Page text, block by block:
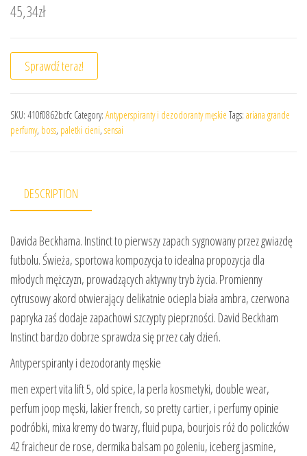
45,34zł
Sprawdź teraz!
SKU: 410f0862bcfc Category: Antyperspiranty i dezodoranty męskie Tags: ariana grande
perfumy, boss, paletki cieni, sensai
DESCRIPTION
Davida Beckhama. Instinct to pierwszy zapach sygnowany przez gwiazdę
futbolu. Świeża, sportowa kompozycja to idealna propozycja dla
młodych mężczyzn, prowadzących aktywny tryb życia. Promienny
cytrusowy akord otwierający delikatnie ociepla biała ambra, czerwona
papryka zaś dodaje zapachowi szczypty pieprzności. David Beckham
Instinct bardzo dobrze sprawdza się przez cały dzień.
Antyperspiranty i dezodoranty męskie
men expert vita lift 5, old spice, la perla kosmetyki, double wear,
perfum joop męski, lakier french, so pretty cartier, i perfumy opinie
podróbki, mixa kremy do twarzy, fluid pupa, bourjois róż do policzków
42 fraicheur de rose, dermika balsam po goleniu, iceberg jasmine,